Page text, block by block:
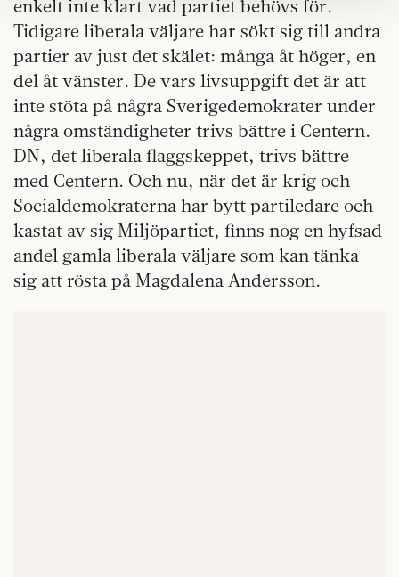
Om du vill läsa mer om hur vi hanterar personuppgifter
kan du göra dethär.
enkelt inte klart vad partiet behövs för.
Tidigare liberala väljare har sökt sig till andra
partier av just det skälet: många åt höger, en
del åt vänster. De vars livsuppgift det är att
inte stöta på några Sverigedemokrater under
några omständigheter trivs bättre i Centern.
DN, det liberala flaggskeppet, trivs bättre
med Centern. Och nu, när det är krig och
Socialdemokraterna har bytt partiledare och
kastat av sig Miljöpartiet, finns nog en hyfsad
andel gamla liberala väljare som kan tänka
sig att rösta på Magdalena Andersson.